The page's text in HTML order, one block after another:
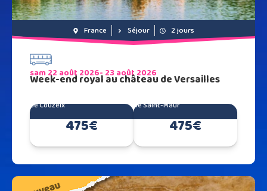
France Séjour 2 jours
sam 22 août 2026- 23 août 2026
Week-end royal au château de Versailles
de Couzeix
475€
de Saint-Maur
475€